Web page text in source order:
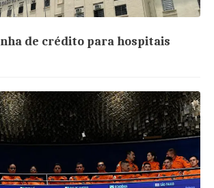
de crédito para hospitais